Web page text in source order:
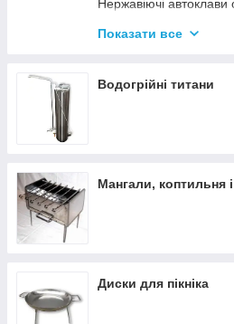
Нержавіючі автоклави
Промислові автоклави
Комплектуючі для
Показати все
Водогрійні титани
Мангали, коптильня
Диски для пікніка